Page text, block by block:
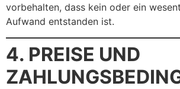
vorbehalten, dass kein oder ein
Aufwand entstanden ist.
4. PREISE UND